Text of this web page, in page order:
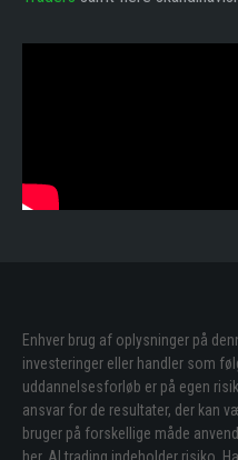
Enhver brug af oplysninger på
investeringer eller handler som
uddannelsesforløb er på egen
ansvar for de resultater, der kan
bruger på forskellige måde